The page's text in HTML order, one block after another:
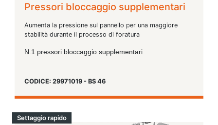
Pressori bloccaggio supplementari
Aumenta la pressione sul pannello per una maggiore
stabilità durante il processo di foratura
N.1 pressori bloccaggio supplementari
CODICE: 29971019 - BS 46
Settaggio rapido